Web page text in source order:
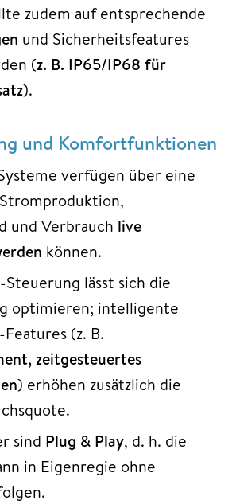
zudem auf entsprechende
und Sicherheitsfeatures
(z. B. IP65/IP68 für
).​
und Komfortfunktionen
verfügen über eine
und Verbrauch live
können.​
lässt sich die
optimieren; intelligente
(z. B.
zeitgesteuertes
) erhöhen zusätzlich die
sind Plug & Play, d. h. die
in Eigenregie ohne